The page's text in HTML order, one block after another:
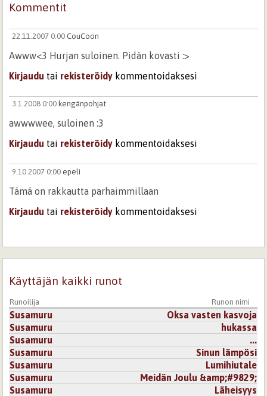
Kommentit
22.11.2007 0:00 CouCoon
Awww<3 Hurjan suloinen. Pidän kovasti :>
Kirjaudu tai rekisteröidy kommentoidaksesi
3.1.2008 0:00 kengänpohjat
awwwwee, suloinen :3
Kirjaudu tai rekisteröidy kommentoidaksesi
9.10.2007 0:00 epeli
Tämä on rakkautta parhaimmillaan
Kirjaudu tai rekisteröidy kommentoidaksesi
Hienoa tunnetta !!
Kirjaudutai
1.10.2007 0:00
Ihana !
Kirjaudutairekisteröidykommentoidaksesi
1.10.2007 0:00KristalliHiutale
Käyttäjän kaikki runot
Runoilija Runon nimi
Susamuru
Oksa vasten kasvoja
Susamuru
hukassa
Susamuru
...
Susamuru
Sinun lämpösi
Susamuru
Lumihiutale
Susamuru
Meidän Joulu &amp;#9829;
Susamuru
Läheisyys